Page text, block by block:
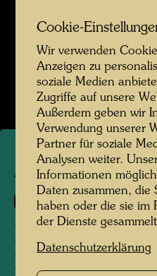
ARCH 19/III
711/III
Cookie-
Wir verwenden
Anzeigen zu
soziale Medien
Zugriffe auf unsere
Außerdem geben wir
Verwendung unserer
Partner für soziale
Analysen weiter.
Informationen
Daten zusammen, die
haben oder die sie im
der Dienste
Datenschutzerklärung